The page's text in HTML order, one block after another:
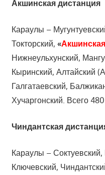
Акшинская дистанция
Караулы –
Токторский, «
Нижнеульхунский,
Кыринский, Алтайский
Галгатаевский,
Хучаргонский. Всего 480
Чиндантская
Караулы –
Ключевский,